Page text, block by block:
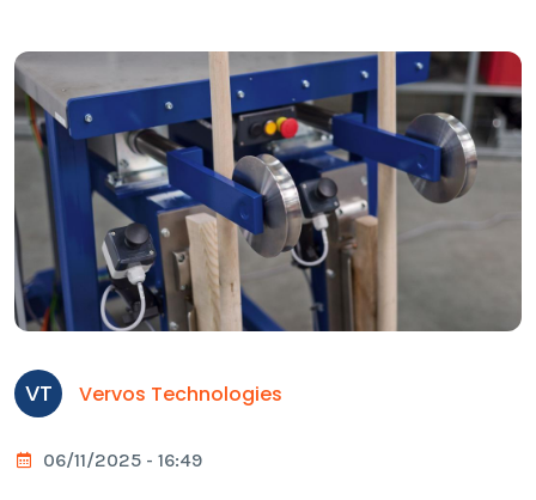
VT Vervos Technologies
06/11/2025 - 16:49